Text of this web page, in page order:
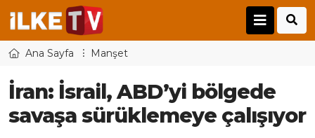
Ana Sayfa Manşet
İran: İsrail, ABD’yi bölgede
savaşa sürüklemeye çalışıyor